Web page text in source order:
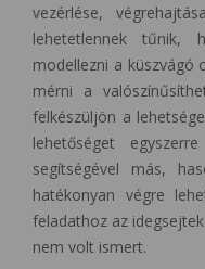
vezérlése,
lehetetlennek tűnik,
modellezni a küszvágó
mérni a
felkészüljön a
lehetőséget
segítségével más,
hatékonyan végre
feladathoz az
nem volt ismert.